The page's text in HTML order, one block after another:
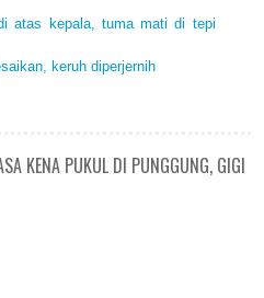
atas kepala, tuma mati di tepi
keruh diperjernih
KENA PUKUL DI PUNGGUNG, GIGI